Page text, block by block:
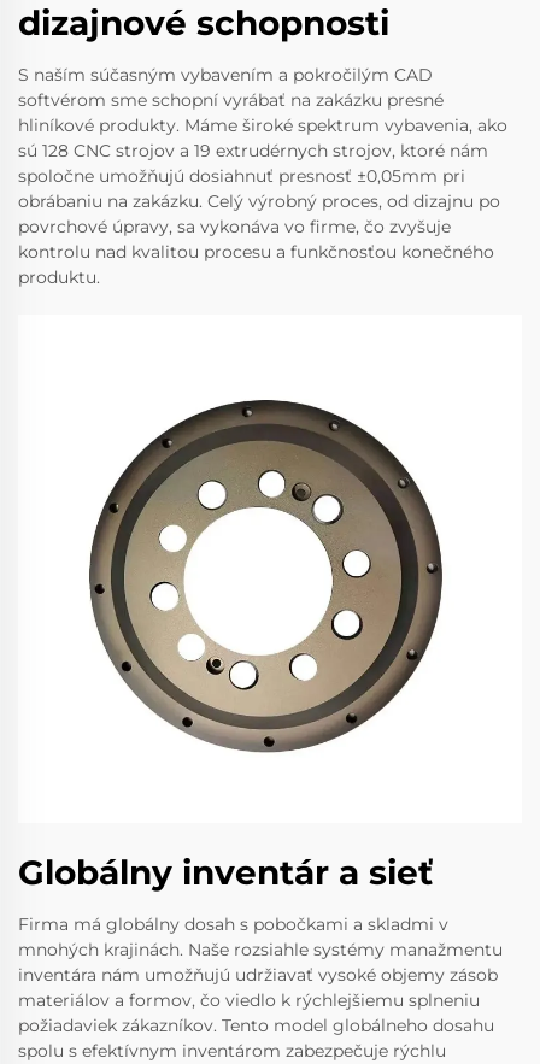
dizajnové schopnosti
S naším súčasným vybavením a pokročilým CAD
softvérom sme schopní vyrábať na zakázku presné
hliníkové produkty. Máme široké spektrum vybavenia, ako
sú 128 CNC strojov a 19 extrudérnych strojov, ktoré nám
spoločne umožňujú dosiahnuť presnosť ±0,05mm pri
obrábaniu na zakázku. Celý výrobný proces, od dizajnu po
povrchové úpravy, sa vykonáva vo firme, čo zvyšuje
kontrolu nad kvalitou procesu a funkčnosťou konečného
produktu.
Globálny inventár a sieť
Firma má globálny dosah s pobočkami a skladmi v
mnohých krajinách. Naše rozsiahle systémy manažmentu
inventára nám umožňujú udržiavať vysoké objemy zásob
materiálov a formov, čo viedlo k rýchlejšiemu splneniu
požiadaviek zákazníkov. Tento model globálneho dosahu
spolu s efektívnym inventárom zabezpečuje rýchlu